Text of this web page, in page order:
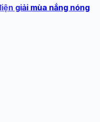
giải mùa nắng nóng